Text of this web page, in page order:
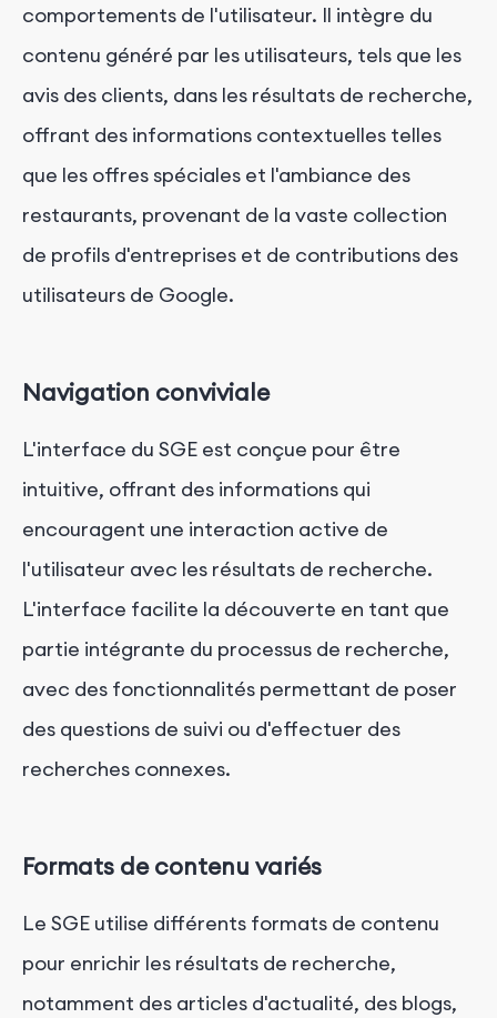
comportements de l'utilisateur. Il intègre du
contenu généré par les utilisateurs, tels que les
avis des clients, dans les résultats de recherche,
offrant des informations contextuelles telles
que les offres spéciales et l'ambiance des
restaurants, provenant de la vaste collection
de profils d'entreprises et de contributions des
utilisateurs de Google.
Navigation conviviale
L'interface du SGE est conçue pour être
intuitive, offrant des informations qui
encouragent une interaction active de
l'utilisateur avec les résultats de recherche.
L'interface facilite la découverte en tant que
partie intégrante du processus de recherche,
avec des fonctionnalités permettant de poser
des questions de suivi ou d'effectuer des
recherches connexes.
Formats de contenu variés
Le SGE utilise différents formats de contenu
pour enrichir les résultats de recherche,
notamment des articles d'actualité, des blogs,